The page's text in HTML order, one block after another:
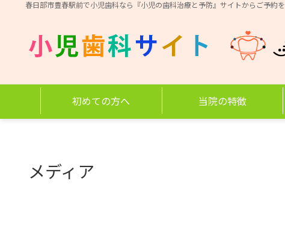
移
春日部市豊春駅前で小児歯科なら『小児の歯科治療と予防』サイトからご予約を
初めての方へ 当院の特徴
メディア